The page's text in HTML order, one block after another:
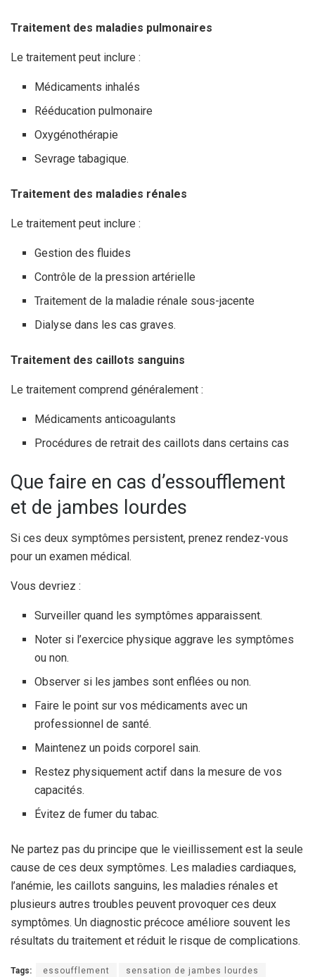
Traitement des maladies pulmonaires
Le traitement peut inclure :
Médicaments inhalés
Rééducation pulmonaire
Oxygénothérapie
Sevrage tabagique.
Traitement des maladies rénales
Le traitement peut inclure :
Gestion des fluides
Contrôle de la pression artérielle
Traitement de la maladie rénale sous-jacente
Dialyse dans les cas graves.
Traitement des caillots sanguins
Le traitement comprend généralement :
Médicaments anticoagulants
Procédures de retrait des caillots dans certains cas
Que faire en cas d’essoufflement
et de jambes lourdes
Si ces deux symptômes persistent, prenez rendez-vous
pour un examen médical.
Vous devriez :
Surveiller quand les symptômes apparaissent.
Noter si l’exercice physique aggrave les symptômes
ou non.
Observer si les jambes sont enflées ou non.
Faire le point sur vos médicaments avec un
professionnel de santé.
Maintenez un poids corporel sain.
Restez physiquement actif dans la mesure de vos
capacités.
Évitez de fumer du tabac.
Ne partez pas du principe que le vieillissement est la seule
cause de ces deux symptômes. Les maladies cardiaques,
l’anémie, les caillots sanguins, les maladies rénales et
plusieurs autres troubles peuvent provoquer ces deux
symptômes. Un diagnostic précoce améliore souvent les
résultats du traitement et réduit le risque de complications.
Tags: essoufflement sensation de jambes lourdes